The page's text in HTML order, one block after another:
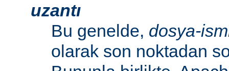
uzantı
Bu genelde, dosya-
olarak son noktadan